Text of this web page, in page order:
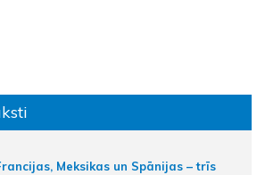
Meksikas un Spānijas – trīs